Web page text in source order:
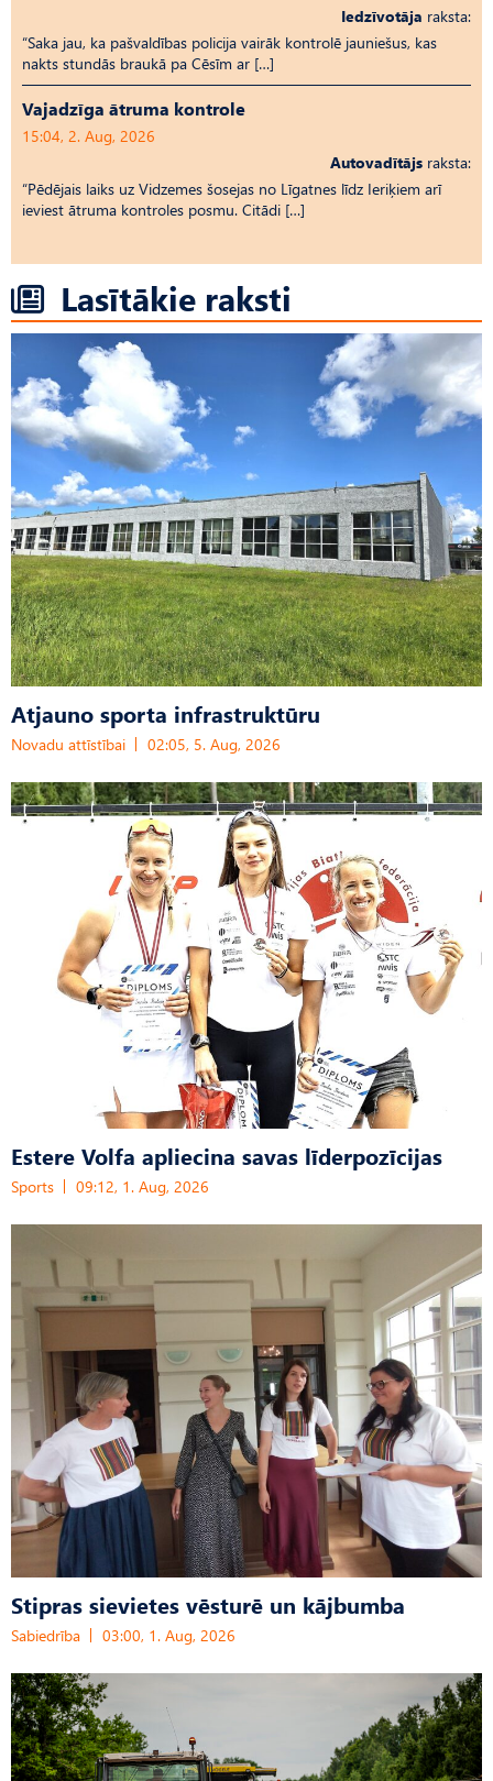
Iedzīvotāja raksta:
“Saka jau, ka pašvaldības policija vairāk kontrolē jauniešus, kas
nakts stundās braukā pa Cēsīm ar […]
Vajadzīga ātruma kontrole
15:04, 2. Aug, 2026
Autovadītājs raksta:
“Pēdējais laiks uz Vid­ze­mes šosejas no Līgatnes līdz Ieriķiem arī
ieviest ātruma kontroles posmu. Citādi […]
Lasītākie raksti
Atjauno sporta infrastruktūru
Novadu attīstībai 02:05, 5. Aug, 2026
Estere Volfa apliecina savas līderpozīcijas
Sports 09:12, 1. Aug, 2026
Stipras sievietes vēsturē un kājbumba
Sabiedrība 03:00, 1. Aug, 2026